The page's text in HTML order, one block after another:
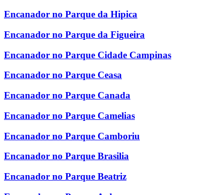
Encanador no Parque da Hipica
Encanador no Parque da Figueira
Encanador no Parque Cidade Campinas
Encanador no Parque Ceasa
Encanador no Parque Canada
Encanador no Parque Camelias
Encanador no Parque Camboriu
Encanador no Parque Brasilia
Encanador no Parque Beatriz